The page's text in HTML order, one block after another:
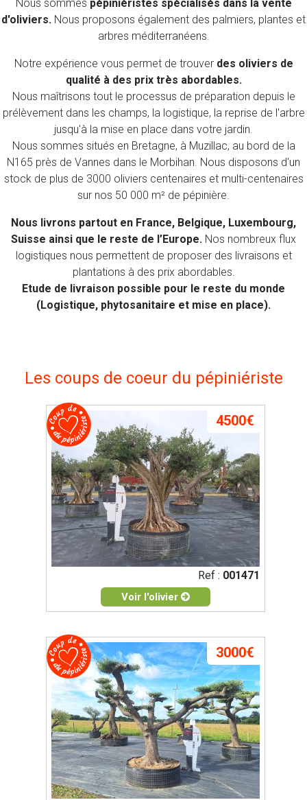
Nous sommes pépiniéristes spécialisés dans la vente
d'oliviers. Nous proposons également des palmiers, plantes et
arbres méditerranéens.
Notre expérience vous permet de trouver des oliviers de
qualité à des prix très abordables.
Nous maîtrisons tout le processus de préparation depuis le
prélèvement dans les champs, la logistique, la reprise de l'arbre
jusqu'à la mise en place dans votre jardin.
Nous sommes situés en Bretagne, à Muzillac, au bord de la
N165 près de Vannes dans le Morbihan. Nous disposons d'un
stock de plus de 3000 oliviers centenaires et multi-centenaires
sur nos 50 000 m² de pépinière.
Nous livrons partout en France, Belgique, Luxembourg,
Suisse ainsi que le reste de l’Europe. Nos nombreux flux
logistiques nous permettent de proposer des livraisons et
plantations à des prix abordables.
Etude de livraison possible pour le reste du monde
(Logistique, phytosanitaire et mise en place).
Les coups de coeur du pépiniériste
4500€
Ref : 001471
Voir l'olivier
3000€